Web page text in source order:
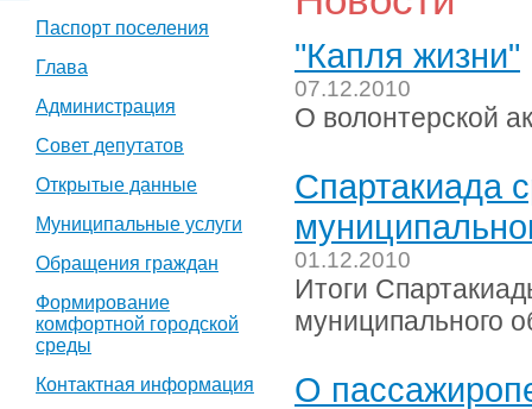
Паспорт поселения
Глава
Администрация
Совет депутатов
Открытые данные
Муниципальные услуги
Обращения граждан
Формирование
комфортной городской
среды
Контактная информация
"Капля жизни"
07.12.2010
О волонтерской
Спартакиада
01.12.2010
Итоги
муниципального
О